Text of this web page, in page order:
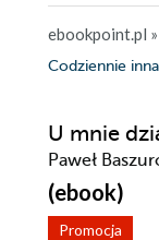
ebookpoint.pl »
Codziennie
U mnie
Paweł
(ebook)
Promocja